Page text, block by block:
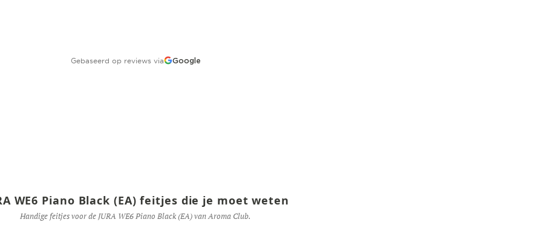
Gebaseerd op reviews via Google
WE6 Piano Black (EA) feitjes die je moet weten
Handige feitjes voor de JURA WE6 Piano Black (EA) van Aroma Club.